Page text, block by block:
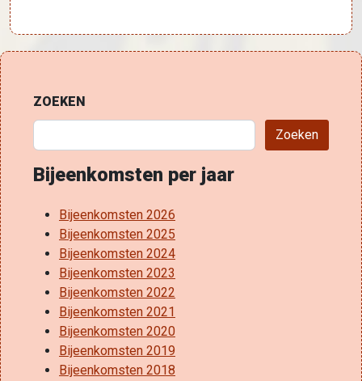
ZOEKEN
Zoeken
Bijeenkomsten per jaar
Bijeenkomsten 2026
Bijeenkomsten 2025
Bijeenkomsten 2024
Bijeenkomsten 2023
Bijeenkomsten 2022
Bijeenkomsten 2021
Bijeenkomsten 2020
Bijeenkomsten 2019
Bijeenkomsten 2018